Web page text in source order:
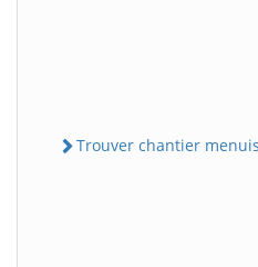
Trouver chantier